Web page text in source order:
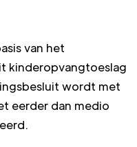
van het
kinderopvangtoeslag
wordt met
eerder dan medio